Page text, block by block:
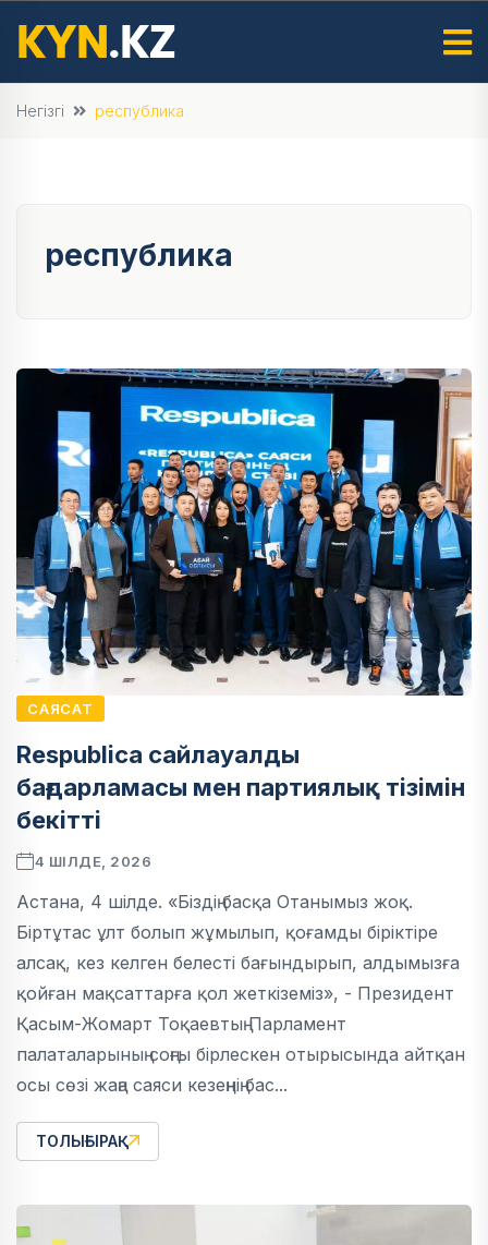
Негізгі республика
республика
САЯСАТ
Respublica сайлауалды
бағдарламасы мен партиялық тізімін
бекітті
4 ШІЛДЕ, 2026
Астана, 4 шілде. «Біздің басқа Отанымыз жоқ.
Біртұтас ұлт болып жұмылып, қоғамды біріктіре
алсақ, кез келген белесті бағындырып, алдымызға
қойған мақсаттарға қол жеткіземіз», - Президент
Қасым-Жомарт Тоқаевтың Парламент
палаталарының соңғы бірлескен отырысында айтқан
осы сөзі жаңа саяси кезеңнің бас...
ТОЛЫҒЫРАҚ